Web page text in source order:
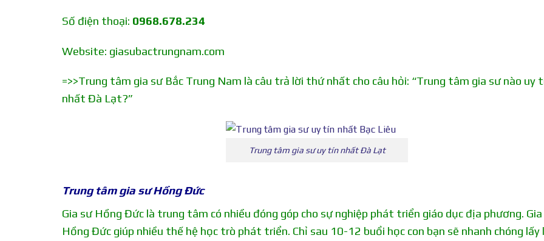
Số điện thoại: 0968.678.234
Website: giasubactrungnam.com
=>>Trung tâm gia sư Bắc Trung Nam là câu trả lời thứ nhất cho câu hỏi: “Trung tâm gia sư nào uy
nhất Đà Lạt?”
Trung tâm gia sư uy tín nhất Đà Lạt
Trung tâm gia sư Hồng Đức
Gia sư Hồng Đức là trung tâm có nhiều đóng góp cho sự nghiệp phát triển giáo dục địa phương.
Hồng Đức giúp nhiều thế hệ học trò phát triển. Chỉ sau 10-12 buổi học con bạn sẽ nhanh chóng lấy